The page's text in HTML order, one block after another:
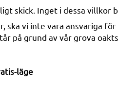
skick. Inget i dessa
vi inte vara ansvariga
på grund av vår grova
läge